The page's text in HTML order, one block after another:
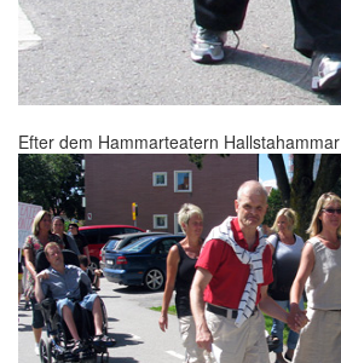
Efter dem Hammarteatern Hallstahammar